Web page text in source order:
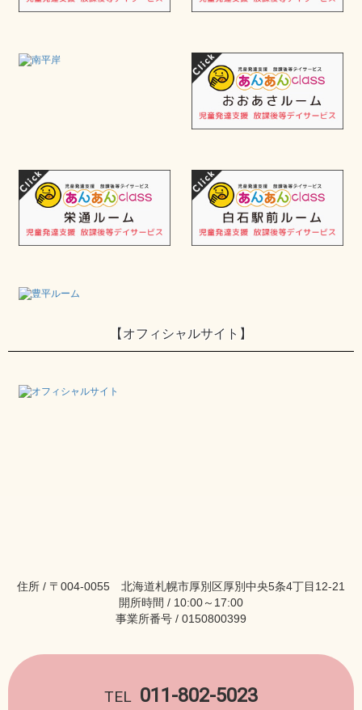
【オフィシャルサイト】
住所 / 〒004-0055 北海道札幌市厚別区厚別中央5条4丁目12-21
開所時間 / 10:00～17:00
事業所番号 / 0150800399
TEL 011-802-5023